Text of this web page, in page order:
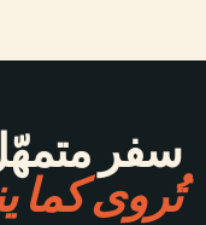
سفر
تُروى كما